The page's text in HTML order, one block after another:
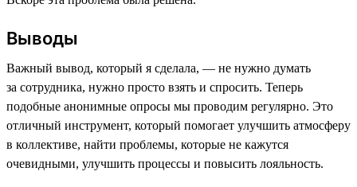
Выводы
Важный вывод, который я сделала, — не нужно думать
за сотрудника, нужно просто взять и спросить. Теперь
подобные анонимные опросы мы проводим регулярно. Это
отличный инструмент, который помогает улучшить атмосферу
в коллективе, найти проблемы, которые не кажутся
очевидными, улучшить процессы и повысить лояльность.